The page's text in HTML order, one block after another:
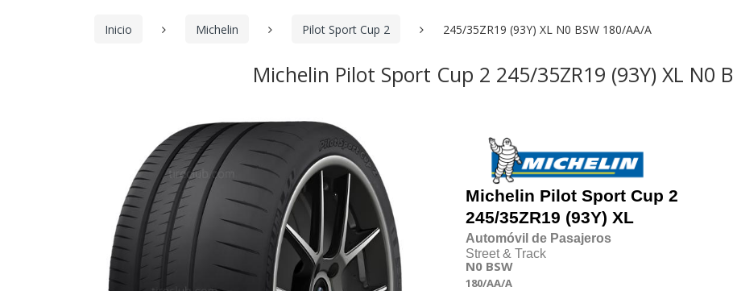
Inicio Michelin Pilot Sport Cup 2 245/35ZR19 (93Y) XL N0 BSW 180/AA/A
Michelin Pilot Sport Cup 2 245/35ZR19 (93Y) XL N0
Michelin Pilot Sport Cup 2
245/35ZR19 (93Y) XL
Automóvil de Pasajeros
Street & Track
N0 BSW
180/AA/A